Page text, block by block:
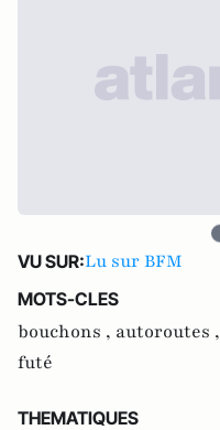
VU SUR:Lu sur BFM
MOTS-CLES
bouchons , autoroutes ,
futé
THEMATIQUES